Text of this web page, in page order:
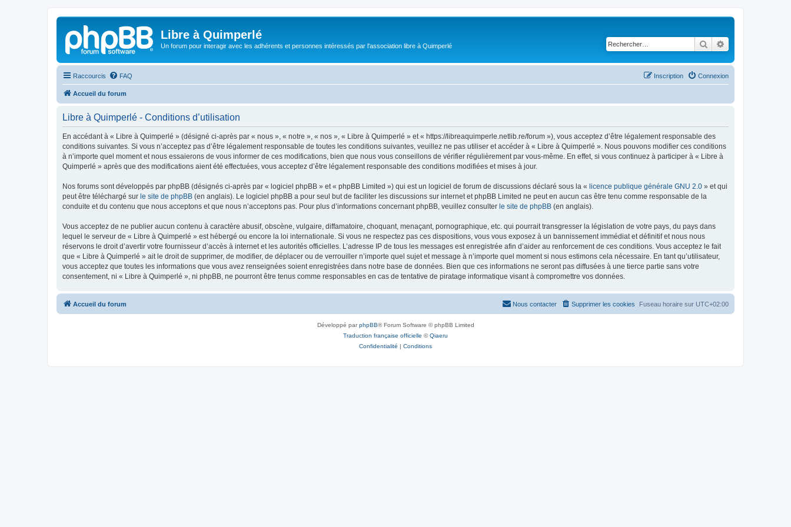
Libre à Quimperlé
Un forum pour interagir avec les adhérents et personnes intéressés par l'association libre à Quimperlé Rechercher
Raccourcis FAQ Connexion
Inscription
Accueil du forum
Libre à Quimperlé - Conditions d’utilisation
En accédant à « Libre à Quimperlé » (désigné ci-après par « nous », « notre », « nos », « Libre à Quimperlé » et « https://libreaquimperle.netlib.re/forum »), vous acceptez d’être légalement responsable des
conditions suivantes. Si vous n’acceptez pas d’être légalement responsable de toutes les conditions suivantes, veuillez ne pas utiliser et accéder à « Libre à Quimperlé ». Nous pouvons modifier ces conditions
à n’importe quel moment et nous essaierons de vous informer de ces modifications, bien que nous vous conseillons de vérifier régulièrement par vous-même. En effet, si vous continuez à participer à « Libre à
Quimperlé » après que des modifications aient été effectuées, vous acceptez d’être légalement responsable des conditions modifiées et mises à jour.
Nos forums sont développés par phpBB (désignés ci-après par « logiciel phpBB » et « phpBB Limited ») qui est un logiciel de forum de discussions déclaré sous la « licence publique générale GNU 2.0 » et qui
peut être téléchargé sur le site de phpBB (en anglais). Le logiciel phpBB a pour seul but de faciliter les discussions sur internet et phpBB Limited ne peut en aucun cas être tenu comme responsable de la
conduite et du contenu que nous acceptons et que nous n’acceptons pas. Pour plus d’informations concernant phpBB, veuillez consulter le site de phpBB (en anglais).
Vous acceptez de ne publier aucun contenu à caractère abusif, obscène, vulgaire, diffamatoire, choquant, menaçant, pornographique, etc. qui pourrait transgresser la législation de votre pays, du pays dans
lequel le serveur de « Libre à Quimperlé » est hébergé ou encore la loi internationale. Si vous ne respectez pas ces dispositions, vous vous exposez à un bannissement immédiat et définitif et nous nous
réservons le droit d’avertir votre fournisseur d’accès à internet et les autorités officielles. L’adresse IP de tous les messages est enregistrée afin d’aider au renforcement de ces conditions. Vous acceptez le fait
que « Libre à Quimperlé » ait le droit de supprimer, de modifier, de déplacer ou de verrouiller n’importe quel sujet et message à n’importe quel moment si nous estimons cela nécessaire. En tant qu’utilisateur,
vous acceptez que toutes les informations que vous avez renseignées soient enregistrées dans notre base de données. Bien que ces informations ne seront pas diffusées à une tierce partie sans votre
consentement, ni « Libre à Quimperlé », ni phpBB, ne pourront être tenus comme responsables en cas de tentative de piratage informatique visant à compromettre vos données.
Accueil du forum Fuseau horaire sur UTC+02:00
Supprimer les cookies
Nous contacter
Développé parphpBB® Forum Software © phpBB Limited
Traduction française officielle ©Qiaeru
Confidentialité | Conditions